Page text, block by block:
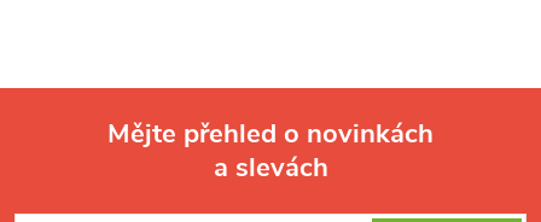
Mějte přehled o novinkách
a slevách